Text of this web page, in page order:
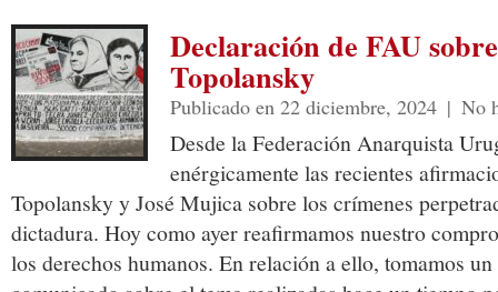
Declaración de FAU
Topolansky
Publicado en 22 diciembre, 2024 | No
Desde la Federación Anarquista
enérgicamente las recientes
Topolansky y José Mujica sobre los crímenes
dictadura. Hoy como ayer reafirmamos nuestro
los derechos humanos. En relación a ello, tomamos